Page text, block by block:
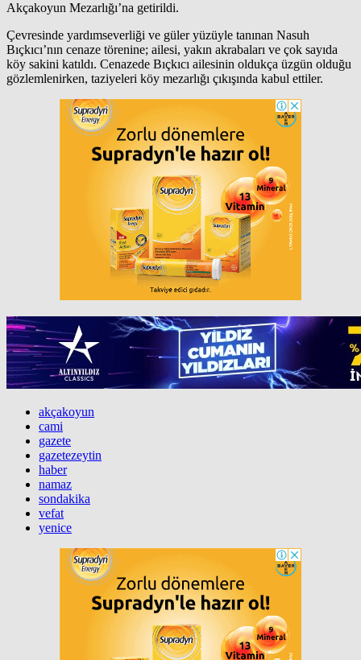
Akçakoyun Mezarlığı’na getirildi.
Çevresinde yardımseverliği ve güler yüzüyle tanınan Nasuh
Bıçkıcı’nın cenaze törenine; ailesi, yakın akrabaları ve çok sayıda
köy sakini katıldı. Cenazede Bıçkıcı ailesinin oldukça üzgün olduğu
gözlemlenirken, taziyeleri köy mezarlığı çıkışında kabul ettiler.
akçakoyun
cami
gazete
gazetezeytin
haber
namaz
sondakika
vefat
yenice